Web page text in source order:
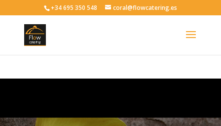
+34 695 350 548 coral@flowcatering.es